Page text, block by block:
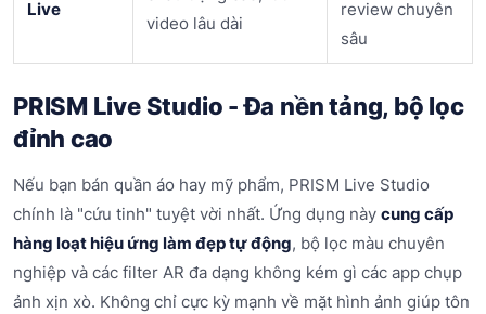
Live
video lâu dài
review chuyên
sâu
PRISM Live Studio - Đa nền tảng, bộ lọc
đỉnh cao
Nếu bạn bán quần áo hay mỹ phẩm, PRISM Live Studio
chính là "cứu tinh" tuyệt vời nhất. Ứng dụng này cung cấp
hàng loạt hiệu ứng làm đẹp tự động, bộ lọc màu chuyên
nghiệp và các filter AR đa dạng không kém gì các app chụp
ảnh xịn xò. Không chỉ cực kỳ mạnh về mặt hình ảnh giúp tôn